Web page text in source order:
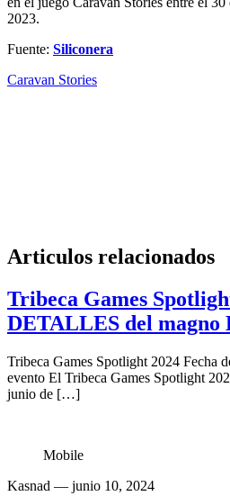
2023.
Fuente: Siliconera
Caravan Stories
Articulos relacionados
Tribeca Games
DETALLES del magno
Tribeca Games Spotlight 2024 Fecha
evento El Tribeca Games Spotlight
junio de […]
Mobile
Kasnad — junio 10, 2024